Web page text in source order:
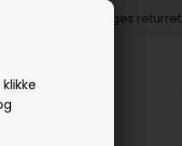
14 dages returret